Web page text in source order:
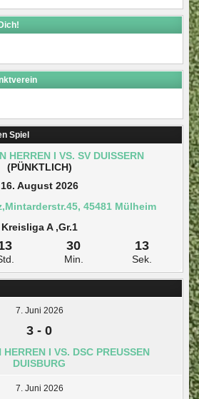
Spiel
HERREN I VS. SV DUISSERN
(PÜNKTLICH)
16. August 2026
45481 Mülheim
Kreisliga A ,Gr.1
30
Min.
12
Sek.
7. Juni 2026
3 - 0
I VS. DSC PREUSSEN D
UISBURG
7. Juni 2026